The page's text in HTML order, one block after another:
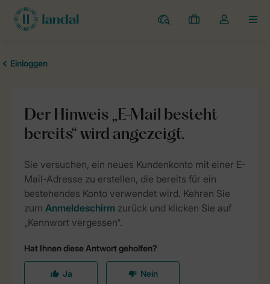
Campingplätze
Meine
Dropdown-